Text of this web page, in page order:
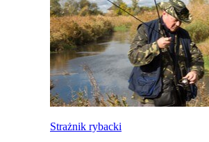
Strażnik rybacki